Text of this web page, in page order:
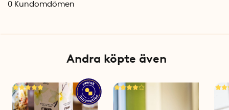
0 Kundomdömen
Andra köpte även